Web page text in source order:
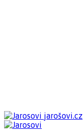
jarošovi.cz